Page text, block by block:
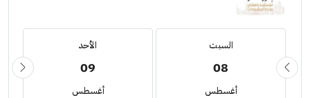
السبت
08
أغسطس
الأحد
09
أغسطس